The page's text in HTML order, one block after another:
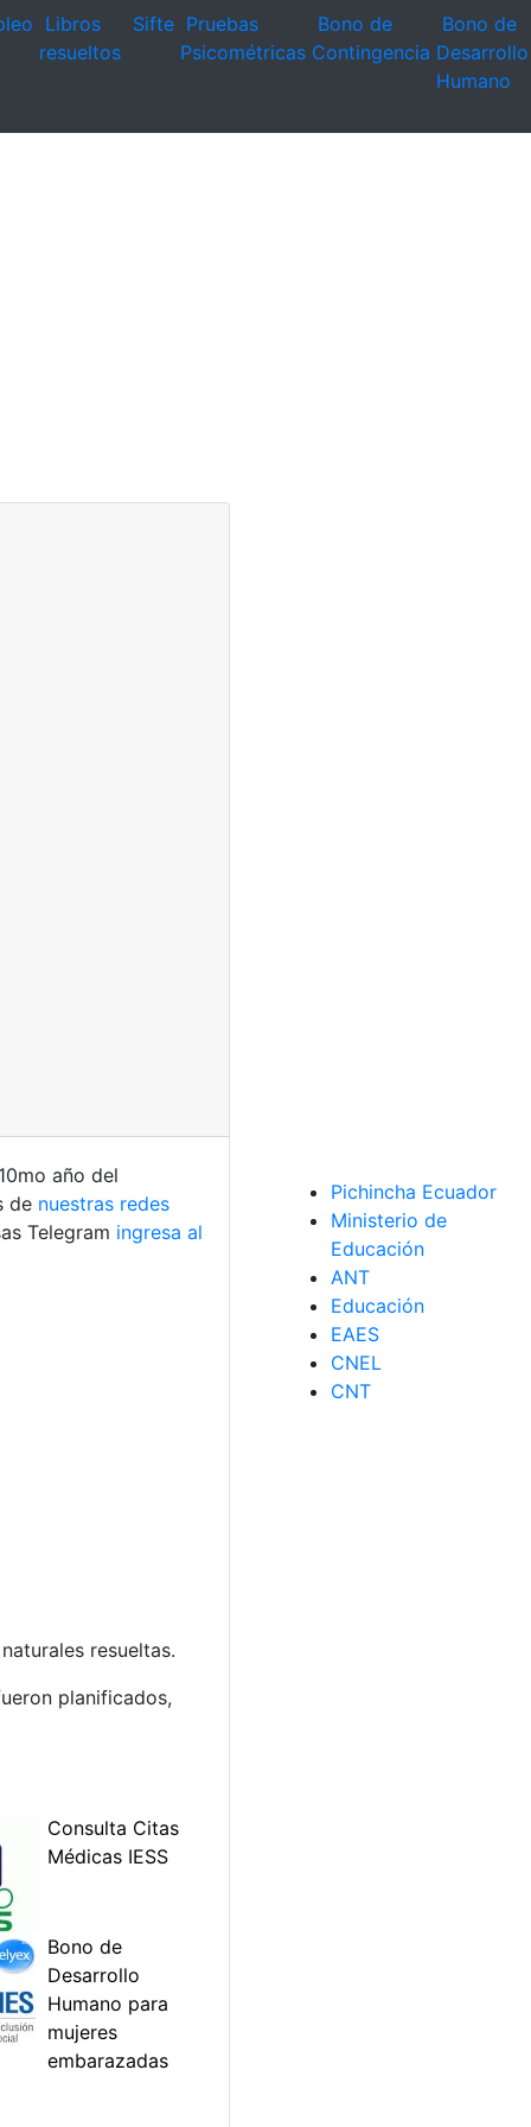
Libros
resueltos
Sifte Pruebas
Psicométricas
Bono de
Contingencia
Bono de
Desarrollo
Humano
año del
de nuestras redes
Telegram ingresa al
resueltas.
planificados,
Pichincha Ecuador
Ministerio de
Educación
ANT
Educación
EAES
CNEL
CNT